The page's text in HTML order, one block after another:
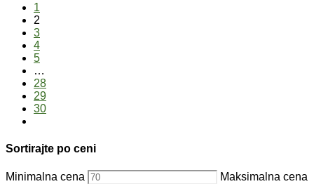
1
2
3
4
5
…
28
29
30
Sortirajte po ceni
Minimalna cena Maksimalna cena